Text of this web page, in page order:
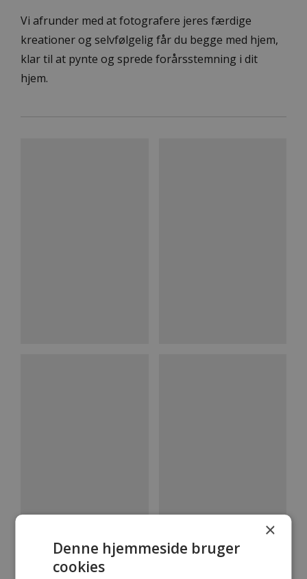
Vi afrunder med at fotografere jeres færdige
kreationer og selvfølgelig får du begge med hjem,
klar til at pynte og sprede forårsstemning i dit
hjem.
×
Denne hjemmeside bruger
cookies